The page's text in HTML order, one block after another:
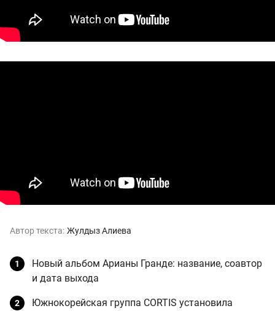
Автор текста: Жулдыз Алиева
Новый альбом Арианы Гранде: название, соавтор
и дата выхода
Южнокорейская группа CORTIS установила